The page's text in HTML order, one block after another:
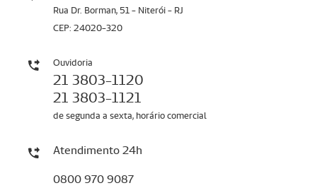
Rua Dr. Borman, 51 - Niterói - RJ
CEP: 24020-320
Ouvidoria
21 3803-1120
21 3803-1121
de segunda a sexta, horário comercial
Atendimento 24h
0800 970 9087